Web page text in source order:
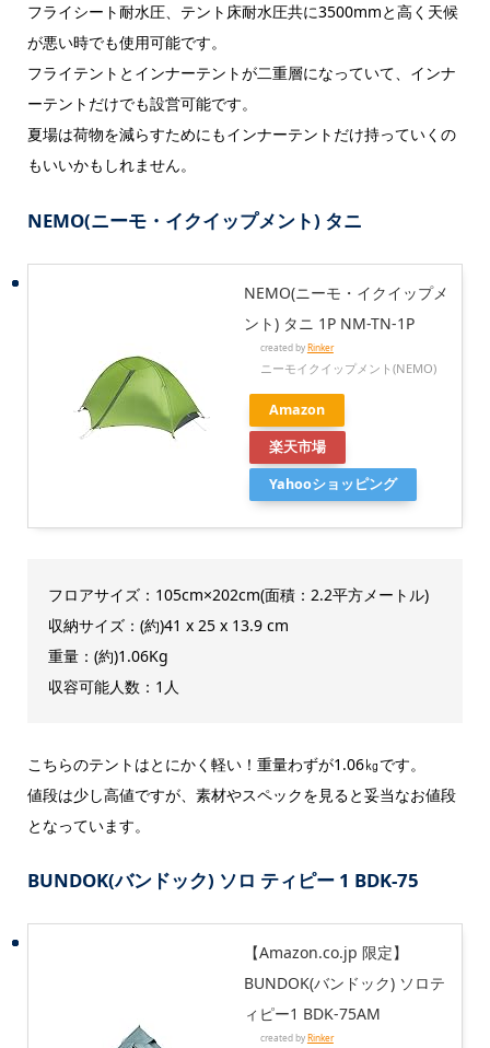
フライシート耐水圧、テント床耐水圧共に3500mmと高く天候
が悪い時でも使用可能です。
フライテントとインナーテントが二重層になっていて、インナ
ーテントだけでも設営可能です。
夏場は荷物を減らすためにもインナーテントだけ持っていくの
もいいかもしれません。
NEMO(ニーモ・イクイップメント) タニ
NEMO(ニーモ・イクイップメ
ント) タニ 1P NM-TN-1P
created byRinker
ニーモイクイップメント(NEMO)
Amazon
楽天市場
Yahooショッピング
フロアサイズ：105cm×202cm(面積：2.2平方メートル)
収納サイズ：(約)41 x 25 x 13.9 cm
重量：(約)1.06Kg
収容可能人数：1人
こちらのテントはとにかく軽い！重量わずが1.06㎏です。
値段は少し高値ですが、素材やスペックを見ると妥当なお値段
となっています。
BUNDOK(バンドック) ソロ ティピー 1 BDK-75
【Amazon.co.jp 限定】
BUNDOK(バンドック) ソロテ
ィピー1 BDK-75AM
created byRinker